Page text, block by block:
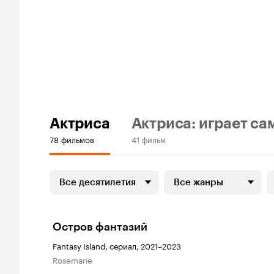
Актриса
78 фильмов
Актриса: играет
41 фильм
Все десятилетия Все жанры
Остров фантазий
Fantasy Island, сериал, 2021–2023
Rosemarie